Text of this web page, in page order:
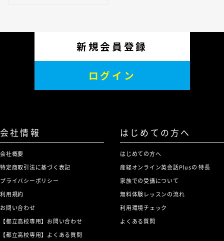
新規会員登録
ログイン
会社情報
会社概要
特定商取引法に基づく表記
プライバシーポリシー
利用規約
お問い合わせ
【都立高校専用】お問い合わせ
【都立高校専用】よくある質問
はじめての方へ
はじめての方へ
産経オンライン英会話Plusの 特長
家族での受講について
無料体験レッスンの流れ
利用環境チェック
よくある質問